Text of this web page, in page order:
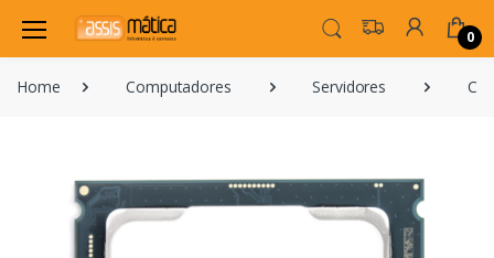
0
Home Computadores Servidores